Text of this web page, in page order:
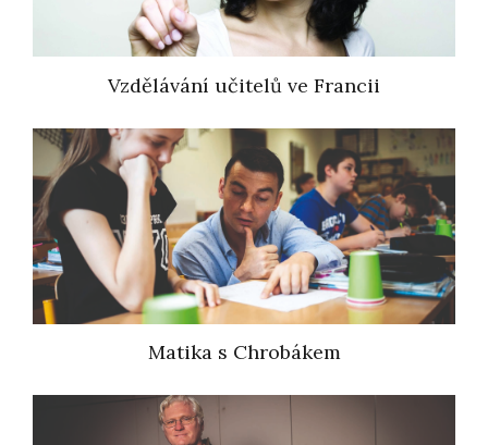
Vzdělávání učitelů ve Francii
Matika s Chrobákem